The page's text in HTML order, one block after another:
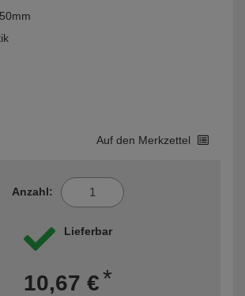
Auf den Merkzettel
Anzahl:
Lieferbar
10,67 €*